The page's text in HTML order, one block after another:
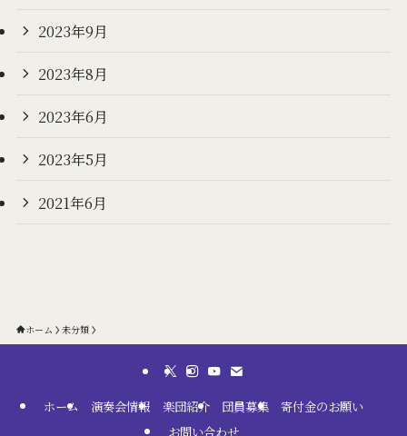
2023年9月
2023年8月
2023年6月
2023年5月
2021年6月
ホーム 未分類
ホーム 演奏会情報 楽団紹介 団員募集
寄付金のお願い
お問い合わせ